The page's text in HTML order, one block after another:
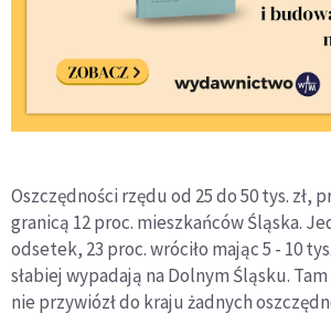
Oszczędności rzędu od 25 do 50 tys. zł,
granicą 12 proc. mieszkańców Śląska.
odsetek, 23 proc. wróciło mając 5 - 10
słabiej wypadają na Dolnym Śląsku.
nie przywiózł do kraju żadnych